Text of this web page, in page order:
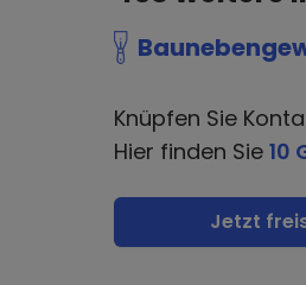
Knüpfen Sie
Hier finden Sie 10
Jetzt